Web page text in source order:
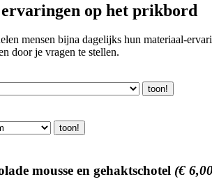
ervaringen op het prikbord
mensen bijna dagelijks hun materiaal-
door je vragen te stellen.
mousse en gehaktschotel (€